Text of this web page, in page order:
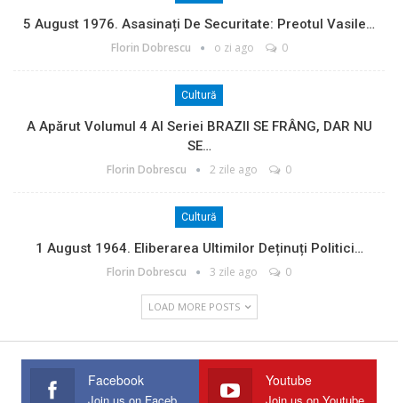
5 August 1976. Asasinați De Securitate: Preotul Vasile…
Florin Dobrescu o zi ago 0
Cultură
A Apărut Volumul 4 Al Seriei BRAZII SE FRÂNG, DAR NU
SE…
Florin Dobrescu 2 zile ago 0
Cultură
1 August 1964. Eliberarea Ultimilor Deținuți Politici…
Florin Dobrescu 3 zile ago 0
LOAD MORE POSTS
Facebook Youtube